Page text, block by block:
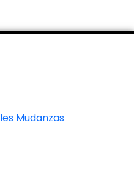
Mudanzas